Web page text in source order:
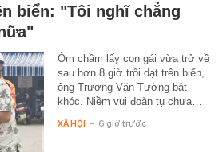
biển: "Tôi nghĩ chẳng
Ôm chầm lấy con gái vừa trở về
sau hơn 8 giờ trôi dạt trên biển,
ông Trương Văn Tường bật
khóc. Niềm vui đoàn tụ chưa…
XÃ HỘI - 6 giờ trước